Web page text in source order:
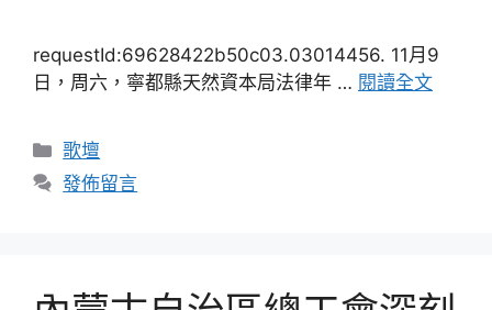
requestId:69628422b50c03.03014456. 11月9
日，周六，寧都縣天然資本局法律年 … 閱讀全文
分
類
歌壇
發佈留言